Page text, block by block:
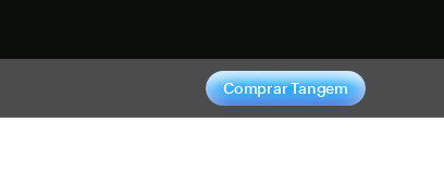
Comprar Tangem